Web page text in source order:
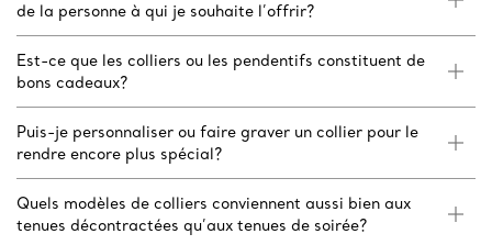
de la personne à qui je souhaite l’offrir?
Est-ce que les colliers ou les pendentifs constituent de
bons cadeaux?
Puis-je personnaliser ou faire graver un collier pour le
rendre encore plus spécial?
Quels modèles de colliers conviennent aussi bien aux
tenues décontractées qu’aux tenues de soirée?